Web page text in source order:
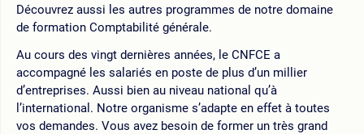
Découvrez aussi les autres programmes de notre domaine
de formation Comptabilité générale.
Au cours des vingt dernières années, le CNFCE a
accompagné les salariés en poste de plus d’un millier
d’entreprises. Aussi bien au niveau national qu’à
l’international. Notre organisme s’adapte en effet à toutes
vos demandes. Vous avez besoin de former un très grand